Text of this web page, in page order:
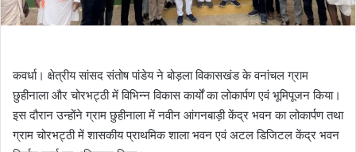
कवर्धा। क्षेत्रीय सांसद संतोष पांडेय ने बोड़ला विकासखंड के वनांचल ग्राम
छुहीनाला और चोरभट्ठी में विभिन्न विकास कार्यों का लोकार्पण एवं भूमिपूजन किया।
इस दौरान उन्होंने ग्राम छुहीनाला में नवीन आंगनबाड़ी केंद्र भवन का लोकार्पण तथा
ग्राम चोरभट्ठी में शासकीय प्राथमिक शाला भवन एवं अटल डिजिटल केंद्र भवन